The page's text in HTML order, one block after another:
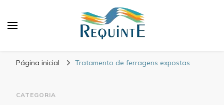
Página inicial Tratamento de ferragens expostas
CATEGORIA